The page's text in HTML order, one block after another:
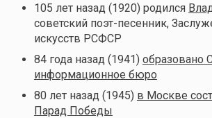
105 лет назад (1920) родился
советский поэт-песенник,
искусств РСФСР
84 года назад (1941) образовано
информационное бюро
80 лет назад (1945) в Москве
Парад Победы